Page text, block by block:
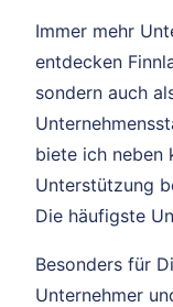
Immer mehr
entdecken
sondern auch
biete ich neben
Unterstützung
Die häufigste
Besonders für
Unternehmer